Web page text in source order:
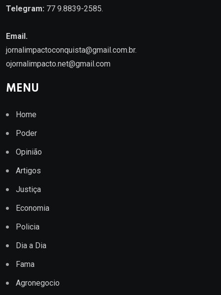
Telegram: 77 9.8839-2585.
Email.
jornalimpactoconquista@gmail.com.br.
ojornalimpacto.net@gmail.com
MENU
Home
Poder
Opinião
Artigos
Justiça
Economia
Policia
Dia a Dia
Fama
Agronegocio